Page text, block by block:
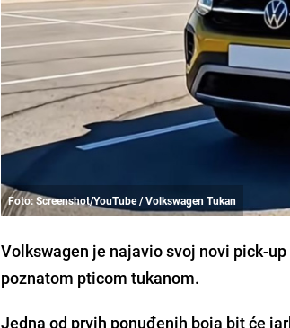
Foto: Screenshot/YouTube / Volkswagen Tukan
Volkswagen je najavio svoj novi pick-
poznatom pticom tukanom.
Jedna od prvih ponuđenih boja bit će